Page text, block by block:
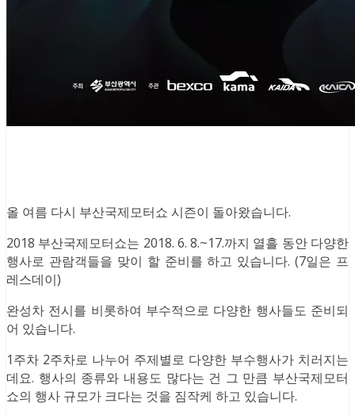
올 여름 다시 부산국제모터쇼 시즌이 돌아왔습니다.
2018 부산국제모터쇼는 2018. 6. 8.~17.까지 열흘 동안 다양한
행사로 관람객들을 맞이 할 준비를 하고 있습니다. (7일은 프
레스데이)
완성차 전시를 비롯하여 부수적으로 다양한 행사들도 준비되
어 있습니다.
1주차 2주차로 나누어 주제별로 다양한 부수행사가 치러지는
데요. 행사의 종류와 내용도 많다는 건 그 만큼 부산국제모터
쇼의 행사 규모가 크다는 것을 짐작케 하고 있습니다.